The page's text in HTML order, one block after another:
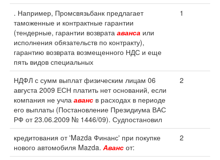
. Например, Промсвязьбанк предлагает
таможенные и контрактные гарантии
(тендерные, гарантии возврата аванса или
исполнения обязательств по контракту),
гарантию возврата возмещенного НДС и еще
пять видов специальных
1
НДФЛ с сумм выплат физическим лицам 06
августа 2009 ЕСН платить нет оснований, если
компания не учла аванс в расходах в периоде
его выплаты (Постановление Президиума ВАС
РФ от 23.06.2009 № 1446/09). Судпостановил
2
кредитования от 'Mazda Финанс' при покупке
нового автомобиля Mazda. Аванс от:
2